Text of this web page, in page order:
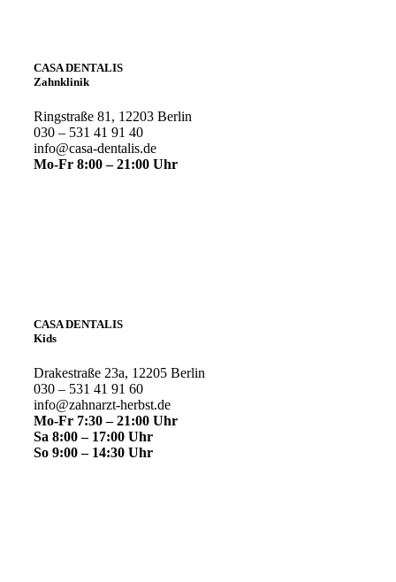
CASA DENTALIS
Zahnklinik
Ringstraße 81, 12203 Berlin
030 – 531 41 91 40
info@casa-dentalis.de
Mo-Fr 8:00 – 21:00 Uhr
CASA DENTALIS
Kids
Drakestraße 23a, 12205 Berlin
030 – 531 41 91 60
info@zahnarzt-herbst.de
Mo-Fr 7:30 – 21:00 Uhr
Sa 8:00 – 17:00 Uhr
So 9:00 – 14:30 Uhr